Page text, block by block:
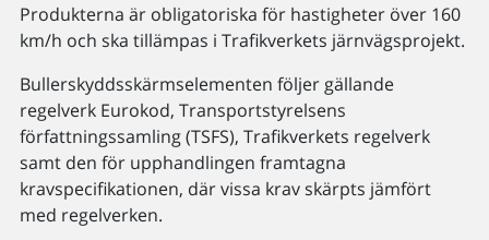
Produkterna är obligatoriska för hastigheter över 160
km/h och ska tillämpas i Trafikverkets järnvägsprojekt.
Bullerskyddsskärmselementen följer gällande
regelverk Eurokod, Transportstyrelsens
författningssamling (TSFS), Trafikverkets regelverk
samt den för upphandlingen framtagna
kravspecifikationen, där vissa krav skärpts jämfört
med regelverken.